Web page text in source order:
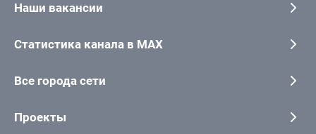
Наши вакансии
Статистика канала в MAX
Все города сети
Проекты